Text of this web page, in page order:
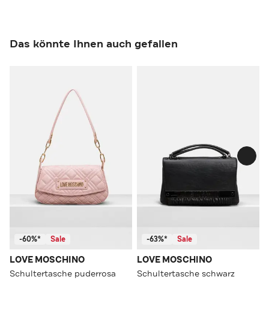
Das könnte Ihnen auch gefallen
-60%* Sale
LOVE MOSCHINO
Schultertasche puderrosa
-63%* Sale
LOVE MOSCHINO
Schultertasche schwarz